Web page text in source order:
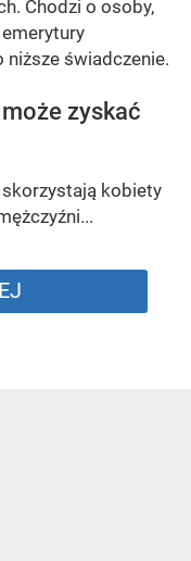
Chodzi o osoby,
niższe świadczenie.
zyskać
kobiety